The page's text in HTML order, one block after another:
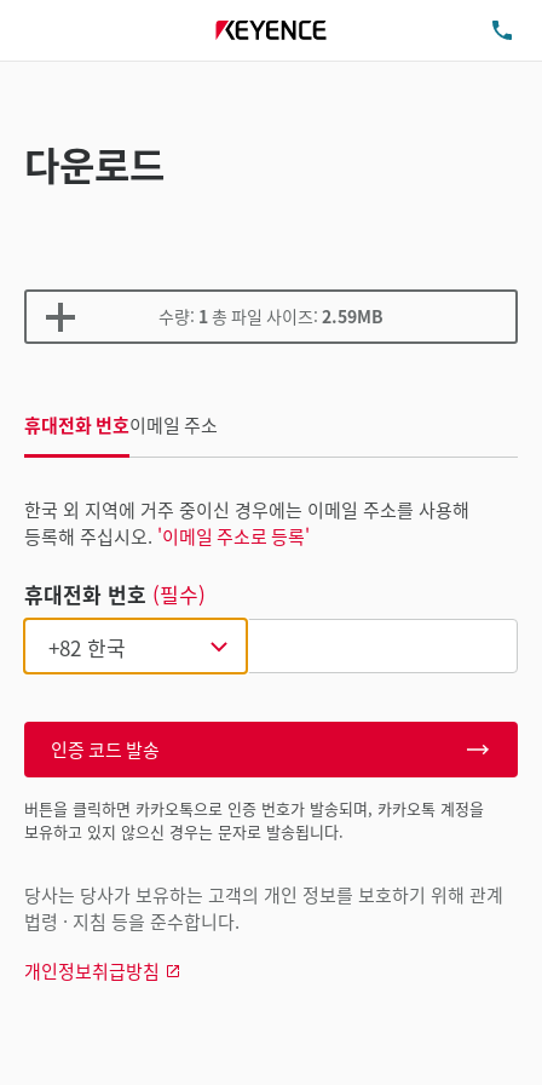
다운로드
수량: 1총 파일 사이즈: 2.59MB
휴대전화 번호이메일 주소
한국 외 지역에 거주 중이신 경우에는 이메일 주소를 사용해
등록해 주십시오. '이메일 주소로 등록'
휴대전화 번호 (필수)
인증 코드 발송
버튼을 클릭하면 카카오톡으로 인증 번호가 발송되며, 카카오톡 계정을
보유하고 있지 않으신 경우는 문자로 발송됩니다.
당사는 당사가 보유하는 고객의 개인 정보를 보호하기 위해 관계
법령 · 지침 등을 준수합니다.
개인정보취급방침